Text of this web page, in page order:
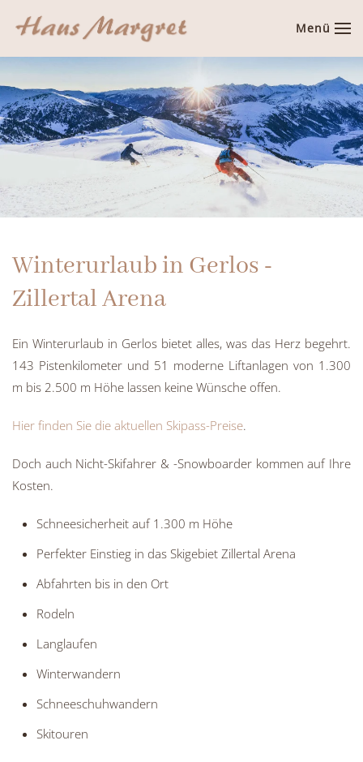
Zum Hauptinhalt springen
Menü
Winterurlaub in Gerlos -
Zillertal Arena
Ein Winterurlaub in Gerlos bietet alles, was das Herz begehrt.
143 Pistenkilometer und 51 moderne Liftanlagen von 1.300
m bis 2.500 m Höhe lassen keine Wünsche offen.
Hier finden Sie die aktuellen Skipass-Preise.
Doch auch Nicht-Skifahrer & -Snowboarder kommen auf Ihre
Kosten.
Schneesicherheit auf 1.300 m Höhe
Perfekter Einstieg in das Skigebiet Zillertal Arena
Abfahrten bis in den Ort
Rodeln
Langlaufen
Winterwandern
Schneeschuhwandern
Skitouren